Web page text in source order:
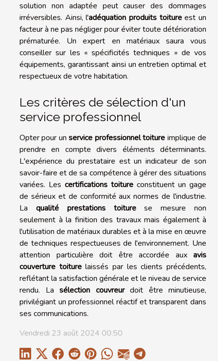
solution non adaptée peut causer des dommages
irréversibles. Ainsi, l'adéquation produits toitureest un
facteur à ne pas négliger pour éviter toute détérioration
prématurée. Un expert en matériaux saura vous
conseiller sur les « spécificités techniques » de vos
équipements, garantissant ainsi un entretien optimal et
respectueux de votre habitation.
Les critères de sélection d'un
service professionnel
Opter pour unservice professionnel toiture implique de
prendre en compte divers éléments déterminants.
L'expérience du prestataire est un indicateur de son
savoir-faire et de sa compétence à gérer des situations
variées. Les certifications toiture constituent un gage
de sérieux et de conformité aux normes de l'industrie.
La qualité prestations toiturese mesure non
seulement à la finition des travaux mais également à
l'utilisation de matériaux durables et à la mise en œuvre
de techniques respectueuses de l'environnement. Une
attention particulière doit être accordée aux avis
couverture toiturelaissés par les clients précédents,
reflétant la satisfaction générale et le niveau de service
rendu. La sélection couvreurdoit être minutieuse,
privilégiant un professionnel réactif et transparent dans
ses communications.
Vendredi 23 août 2024 00:50